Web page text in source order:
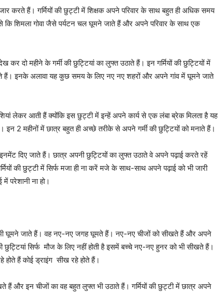
करते हैं।गर्मियों की छुट्टी में शिक्षक अपने परिवार के साथ बहुत ही अधिक समय
कि शिमला गोवा जैसे पर्यटन चल घूमने जाते हैं और अपने परिवार के साथ एक
दो महीने के गर्मी की छुट्टियां का लुफ्त उठाते हैं। इन गर्मियों की छुट्टियों में
हैं। इनके अलावा यह कुछ समय के लिए नए नए शहरों और अपने गांव में घूमने जाते
लेकर आती हैं क्योंकि इस छुट्टी में इन्हें अपने कार्य से एक लंबा ब्रेक मिलता है यह
इन 2 महीनों में छात्र बहुत ही अच्छे तरीके से अपने गर्मी की छुट्टियों को मनाते हैं।
दिए जाते हैं। छात्र अपनी छुट्टियों का लुफ्त उठाते वे अपने पढ़ाई करते रहें
की छुट्टी में सिर्फ मजा ही ना करें मजे के साथ-साथ अपने पढ़ाई को भी जारी
परेशानी ना हो।
घूमने जाते हैं। वह नए-नए जगह घूमते हैं। नए-नए चीजों को सीखते हैं और अपने
छुट्टियां सिर्फ मौज के लिए नहीं होती है इसमें बच्चे नए-नए हुनर को भी सीखते हैं।
होते हैं कोई ड्राइंग सीख रहे होते हैं।
हैं और इन चीजों का वह बहुत लुफ्त भी उठाते हैं।गर्मियों की छुट्टी में छात्र अपने